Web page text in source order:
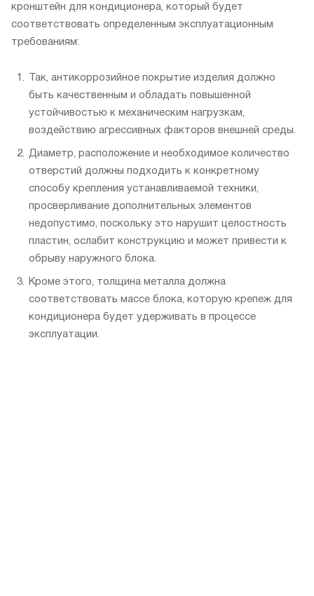
кронштейн для кондиционера, который будет
соответствовать определенным эксплуатационным
требованиям:
Так, антикоррозийное покрытие изделия должно
быть качественным и обладать повышенной
устойчивостью к механическим нагрузкам,
воздействию агрессивных факторов внешней среды.
Диаметр, расположение и необходимое количество
отверстий должны подходить к конкретному
способу крепления устанавливаемой техники,
просверливание дополнительных элементов
недопустимо, поскольку это нарушит целостность
пластин, ослабит конструкцию и может привести к
обрыву наружного блока.
Кроме этого, толщина металла должна
соответствовать массе блока, которую крепеж для
кондиционера будет удерживать в процессе
эксплуатации.